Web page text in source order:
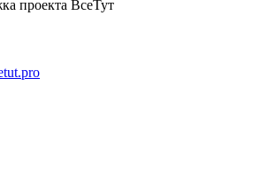
то, на что ушли годы
помечать созданные ИИ песни
проекта ВсеТут